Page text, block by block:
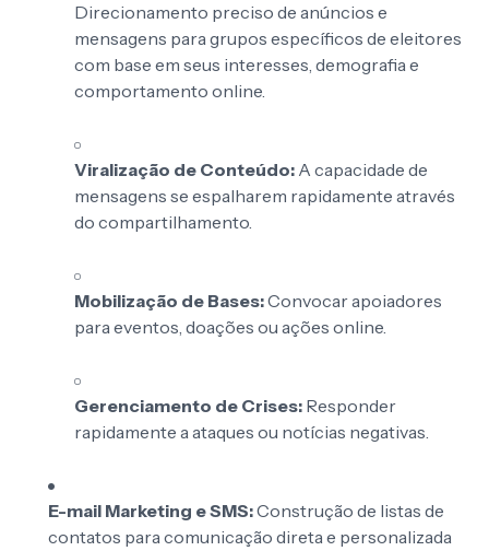
Direcionamento preciso de anúncios e
mensagens para grupos específicos de eleitores
com base em seus interesses, demografia e
comportamento online.
Viralização de Conteúdo: A capacidade de
mensagens se espalharem rapidamente através
do compartilhamento.
Mobilização de Bases:Convocar apoiadores
para eventos, doações ou ações online.
Gerenciamento de Crises: Responder
rapidamente a ataques ou notícias negativas.
E-mail Marketing e SMS:Construção de listas de
contatos para comunicação direta e personalizada